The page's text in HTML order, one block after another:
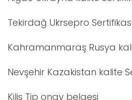
Tekirdağ Ukrsepro
Kahramanmaraş Rusya
Nevşehir Kazakistan kalite
Kilis Tip onay belgesi